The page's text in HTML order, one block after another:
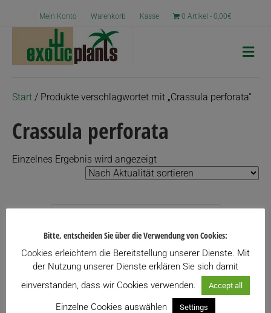
Mein Konto Warenkorb Kasse 0 Artikel 0,00€
N
a
Start / Produkte verschlagwortet mit „Crassula perforata“
Crassula perforata
Einzelnes Ergebnis wird angezeigt
Bitte, entscheiden Sie über die Verwendung von Cookies:
Cookies erleichtern die Bereitstellung unserer Dienste. Mit
der Nutzung unserer Dienste erklären Sie sich damit
einverstanden, dass wir Cookies verwenden.
Accept all
Einzelne Cookies auswählen Settings